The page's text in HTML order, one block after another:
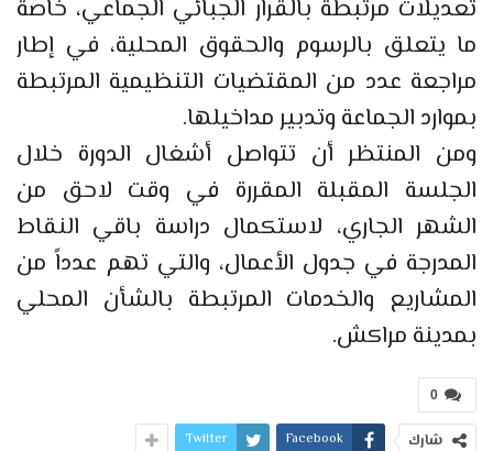
تعديلات مرتبطة بالقرار الجبائي الجماعي، خاصة
ما يتعلق بالرسوم والحقوق المحلية، في إطار
مراجعة عدد من المقتضيات التنظيمية المرتبطة
بموارد الجماعة وتدبير مداخيلها.
ومن المنتظر أن تتواصل أشغال الدورة خلال
الجلسة المقبلة المقررة في وقت لاحق من
الشهر الجاري، لاستكمال دراسة باقي النقاط
المدرجة في جدول الأعمال، والتي تهم عدداً من
المشاريع والخدمات المرتبطة بالشأن المحلي
بمدينة مراكش.
0
شارك Facebook
Twitter